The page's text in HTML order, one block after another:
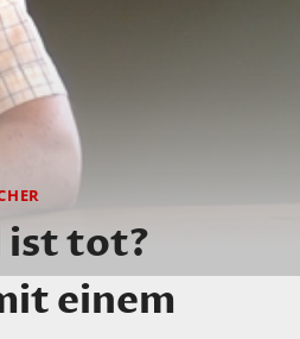
ist tot?
einem